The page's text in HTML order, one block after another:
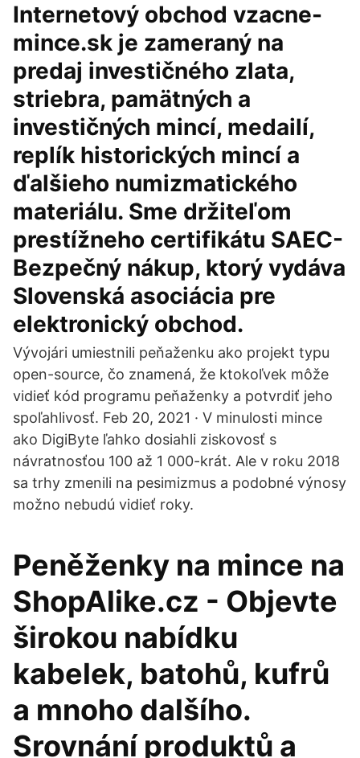
Internetový obchod vzacne-
mince.sk je zameraný na
predaj investičného zlata,
striebra, pamätných a
investičných mincí, medailí,
replík historických mincí a
ďalšieho numizmatického
materiálu. Sme držiteľom
prestížneho certifikátu SAEC-
Bezpečný nákup, ktorý vydáva
Slovenská asociácia pre
elektronický obchod.
Vývojári umiestnili peňaženku ako projekt typu
open-source, čo znamená, že ktokoľvek môže
vidieť kód programu peňaženky a potvrdiť jeho
spoľahlivosť. Feb 20, 2021 · V minulosti mince
ako DigiByte ľahko dosiahli ziskovosť s
návratnosťou 100 až 1 000-krát. Ale v roku 2018
sa trhy zmenili na pesimizmus a podobné výnosy
možno nebudú vidieť roky.
Peněženky na mince na
ShopAlike.cz - Objevte
širokou nabídku
kabelek, batohů, kufrů
a mnoho dalšího.
Srovnání produktů a